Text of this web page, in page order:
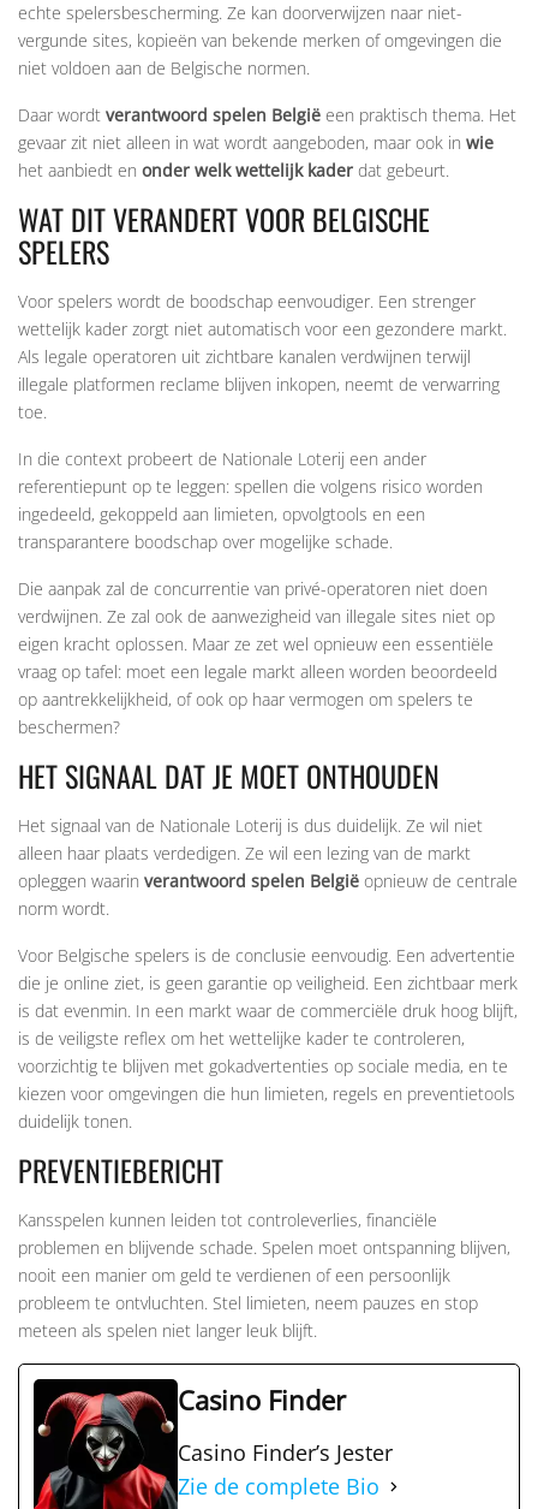
echte spelersbescherming. Ze kan doorverwijzen naar niet-
vergunde sites, kopieën van bekende merken of omgevingen die
niet voldoen aan de Belgische normen.
Daar wordt verantwoord spelen België een praktisch thema. Het
gevaar zit niet alleen in wat wordt aangeboden, maar ook in wie
het aanbiedt en onder welk wettelijk kader dat gebeurt.
WAT DIT VERANDERT VOOR BELGISCHE
SPELERS
Voor spelers wordt de boodschap eenvoudiger. Een strenger
wettelijk kader zorgt niet automatisch voor een gezondere markt.
Als legale operatoren uit zichtbare kanalen verdwijnen terwijl
illegale platformen reclame blijven inkopen, neemt de verwarring
toe.
In die context probeert de Nationale Loterij een ander
referentiepunt op te leggen: spellen die volgens risico worden
ingedeeld, gekoppeld aan limieten, opvolgtools en een
transparantere boodschap over mogelijke schade.
Die aanpak zal de concurrentie van privé-operatoren niet doen
verdwijnen. Ze zal ook de aanwezigheid van illegale sites niet op
eigen kracht oplossen. Maar ze zet wel opnieuw een essentiële
vraag op tafel: moet een legale markt alleen worden beoordeeld
op aantrekkelijkheid, of ook op haar vermogen om spelers te
beschermen?
HET SIGNAAL DAT JE MOET ONTHOUDEN
Het signaal van de Nationale Loterij is dus duidelijk. Ze wil niet
alleen haar plaats verdedigen. Ze wil een lezing van de markt
opleggen waarin verantwoord spelen België opnieuw de centrale
norm wordt.
Voor Belgische spelers is de conclusie eenvoudig. Een advertentie
die je online ziet, is geen garantie op veiligheid. Een zichtbaar merk
is dat evenmin. In een markt waar de commerciële druk hoog blijft,
is de veiligste reflex om het wettelijke kader te controleren,
voorzichtig te blijven met gokadvertenties op sociale media, en te
kiezen voor omgevingen die hun limieten, regels en preventietools
duidelijk tonen.
PREVENTIEBERICHT
Kansspelen kunnen leiden tot controleverlies, financiële
problemen en blijvende schade. Spelen moet ontspanning blijven,
nooit een manier om geld te verdienen of een persoonlijk
probleem te ontvluchten. Stel limieten, neem pauzes en stop
meteen als spelen niet langer leuk blijft.
Casino Finder
Casino Finder’s Jester
Zie de complete Bio